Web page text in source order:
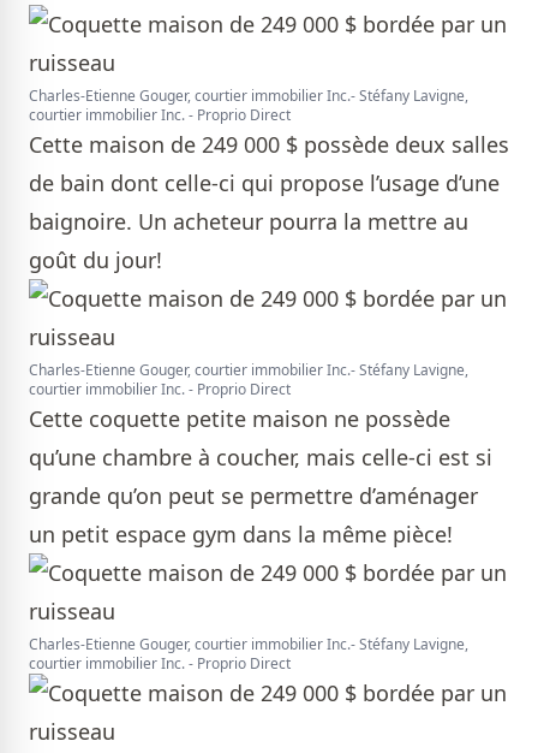
Charles-Etienne Gouger, courtier immobilier Inc.- Stéfany Lavigne,
courtier immobilier Inc. - Proprio Direct
Cette maison de 249 000 $ possède deux salles
de bain dont celle-ci qui propose l’usage d’une
baignoire. Un acheteur pourra la mettre au
goût du jour!
Charles-Etienne Gouger, courtier immobilier Inc.- Stéfany Lavigne,
courtier immobilier Inc. - Proprio Direct
Cette coquette petite maison ne possède
qu’une chambre à coucher, mais celle-ci est si
grande qu’on peut se permettre d’aménager
un petit espace gym dans la même pièce!
Charles-Etienne Gouger, courtier immobilier Inc.- Stéfany Lavigne,
courtier immobilier Inc. - Proprio Direct